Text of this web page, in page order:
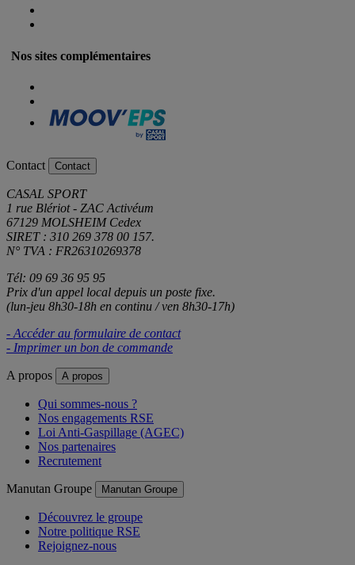
Nos sites complémentaires
Contact Contact
CASAL SPORT
1 rue Blériot - ZAC Activéum
67129 MOLSHEIM Cedex
SIRET : 310 269 378 00 157.
N° TVA : FR26310269378
Tél: 09 69 36 95 95
Prix d'un appel local depuis un poste fixe.
(lun-jeu 8h30-18h en continu / ven 8h30-17h)
- Accéder au formulaire de contact
- Imprimer un bon de commande
A propos A propos
Qui sommes-nous ?
Nos engagements RSE
Loi Anti-Gaspillage (AGEC)
Nos partenaires
Recrutement
Manutan Groupe Manutan Groupe
Découvrez le groupe
Notre politique RSE
Rejoignez-nous